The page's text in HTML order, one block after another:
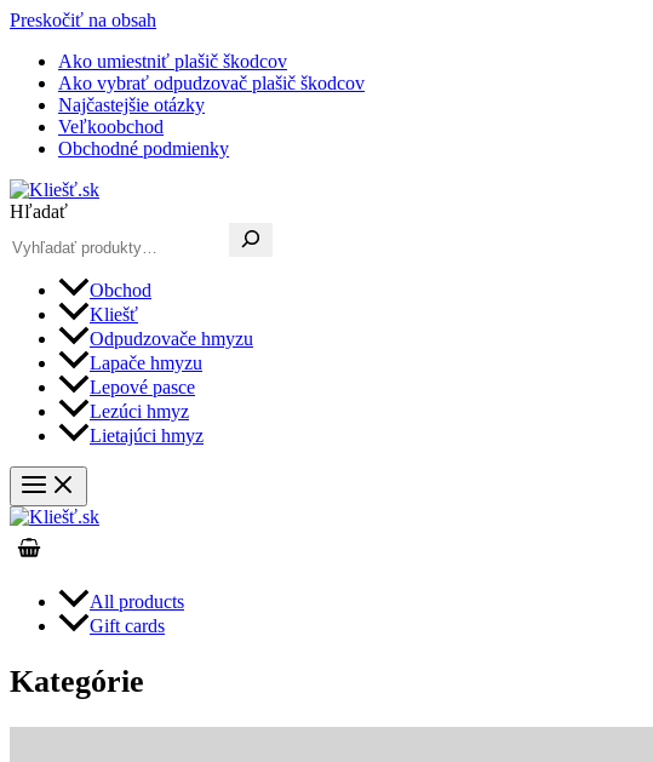
Preskočiť na obsah
Ako umiestniť plašič škodcov
Ako vybrať odpudzovač plašič škodcov
Najčastejšie otázky
Veľkoobchod
Obchodné podmienky
Hľadať
Obchod
Kliešť
Odpudzovače hmyzu
Lapače hmyzu
Lepové pasce
Lezúci hmyz
Lietajúci hmyz
All products
Gift cards
Kategórie